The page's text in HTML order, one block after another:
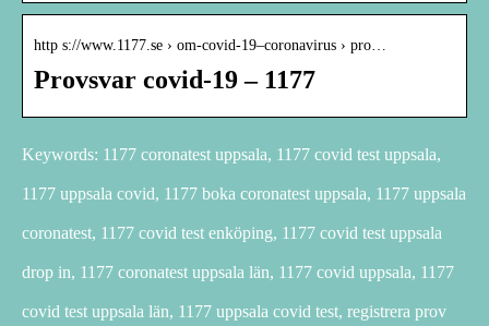
http s://www.1177.se › om-covid-19–coronavirus › pro…
Provsvar covid-19 – 1177
Keywords: 1177 coronatest uppsala, 1177 covid test uppsala,
1177 uppsala covid, 1177 boka coronatest uppsala, 1177 uppsala
coronatest, 1177 covid test enköping, 1177 covid test uppsala
drop in, 1177 coronatest uppsala län, 1177 covid uppsala, 1177
covid test uppsala län, 1177 uppsala covid test, registrera prov